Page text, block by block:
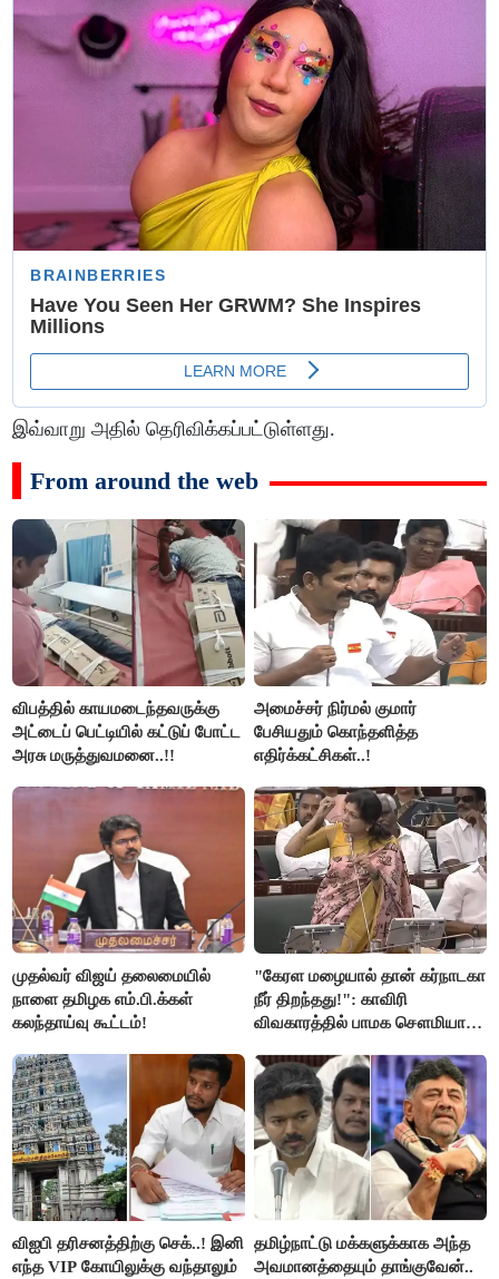
இவ்வாறு அதில் தெரிவிக்கப்பட்டுள்ளது.
From around the web
விபத்தில் காயமடைந்தவருக்கு
அட்டைப் பெட்டியில் கட்டுப் போட்ட
அரசு மருத்துவமனை..!!
அமைச்சர் நிர்மல் குமார்
பேசியதும் கொந்தளித்த
எதிர்க்கட்சிகள்..!
முதல்வர் விஜய் தலைமையில்
நாளை தமிழக எம்.பி.க்கள்
கலந்தாய்வு கூட்டம்!
"கேரள மழையால் தான் கர்நாடகா
நீர் திறந்தது!": காவிரி
விவகாரத்தில் பாமக சௌமியா
விஐபி தரிசனத்திற்கு செக்..! இனி
எந்த VIP கோயிலுக்கு வந்தாலும்
தமிழ்நாட்டு மக்களுக்காக அந்த
அவமானத்தையும் தாங்குவேன்..